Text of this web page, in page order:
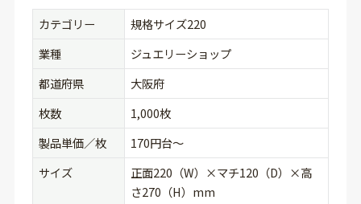
カテゴリー
規格サイズ220
業種
ジュエリーショップ
都道府県
大阪府
枚数
1,000枚
製品単価／枚
170円台〜
サイズ
正面220（W）×マチ120（D）×高
さ270（H）mm